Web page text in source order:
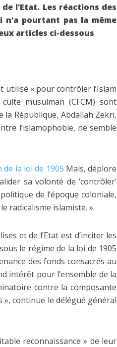
l’Etat. Les réactions des
pourtant pas la même
articles ci-dessous
utilisé « pour contrôler l’Islam
musulman (CFCM) sont
la République, Abdallah Zekri,
l’islamophobie, ne semble
de la loi de 1905 Mais, déplore
sa volonté de ‘contrôler’
de l’époque coloniale,
radicalisme islamiste. »
et de l’Etat est d’inciter les
le régime de la loi de 1905
des fonds consacrés au
intérêt pour l’ensemble de la
contre la composante
continue le délégué général
reconnaissance » de leur